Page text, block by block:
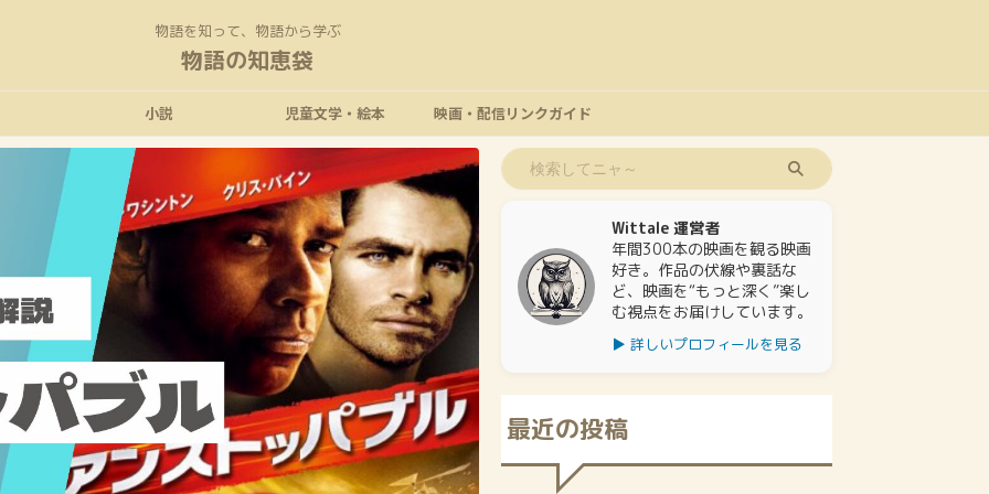
物語を知って、物語から学ぶ
物語の知恵袋
小説 児童文学・絵本 映画・配信リンクガイド
Wittale 運営者
年間300本の映画を観る映画
好き。作品の伏線や裏話な
ど、映画を“もっと深く”楽し
む視点をお届けしています。
▶ 詳しいプロフィールを見る
最近の投稿